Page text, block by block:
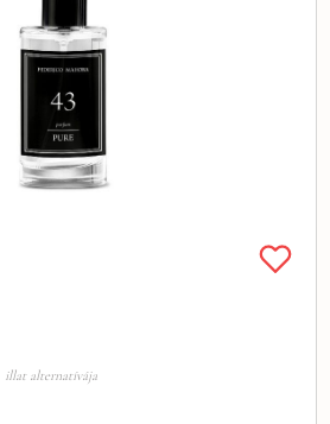
illat alternatívája